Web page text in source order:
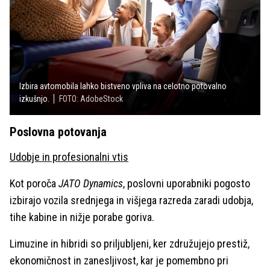
Izbira avtomobila lahko bistveno vpliva na celotno potovalno
izkušnjo.
FOTO: AdobeStock
Poslovna potovanja
Udobje in profesionalni vtis
Kot poroča JATO Dynamics, poslovni uporabniki pogosto
izbirajo vozila srednjega in višjega razreda zaradi udobja,
tihe kabine in nižje porabe goriva.
Limuzine in hibridi so priljubljeni, ker združujejo prestiž,
ekonomičnost in zanesljivost, kar je pomembno pri